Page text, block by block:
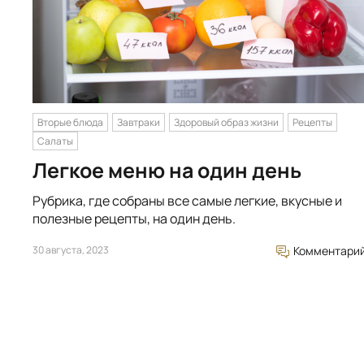
Вторые блюда Завтраки Здоровый образ жизни
Рецепты
Салаты
Легкое меню на один день
Рубрика, где собраны все самые легкие, вкусные и
полезные рецепты, на один день.
30 августа, 2023